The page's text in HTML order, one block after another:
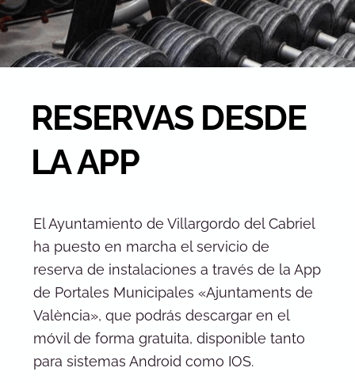
RESERVAS DESDE
LA APP
El Ayuntamiento de Villargordo del Cabriel
ha puesto en marcha el servicio de
reserva de instalaciones a través de la App
de Portales Municipales «Ajuntaments de
València», que podrás descargar en el
móvil de forma gratuita, disponible tanto
para sistemas Android como IOS.